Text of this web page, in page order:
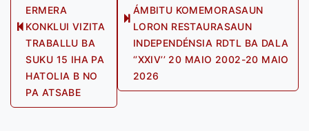
Previous
post:
ERMERA
KONKLUI VIZITA
TRABALLU BA
SUKU 15 IHA PA
HATOLIA B NO
PA ATSABE
Next
post:
ÁMBITU KOMEMORASAUN
LORON RESTAURASAUN
INDEPENDÉNSIA RDTL BA DALA
‘’XXIV’’ 20 MAIO 2002-20 MAIO
2026